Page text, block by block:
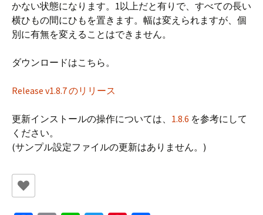
かない状態になります。1以上だと有りで、すべての長い
横ひもの間にひもを置きます。幅は変えられますが、個
別に有無を変えることはできません。
ダウンロードはこちら。
Release v1.8.7 のリリース
更新インストールの操作については、 1.8.6 を参考にして
ください。
(サンプル設定ファイルの更新はありません。)